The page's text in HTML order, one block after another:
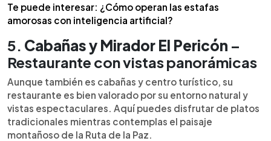
Te puede interesar: ¿Cómo operan las estafas
amorosas con inteligencia artificial?
5. Cabañas y Mirador El Pericón –
Restaurante con vistas panorámicas
Aunque también es cabañas y centro turístico, su
restaurante es bien valorado por su entorno natural y
vistas espectaculares. Aquí puedes disfrutar de platos
tradicionales mientras contemplas el paisaje
montañoso de la Ruta de la Paz.